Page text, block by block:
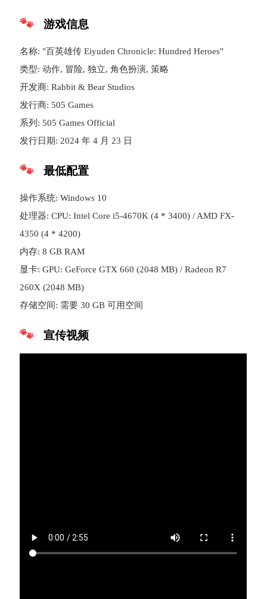
游戏信息
名称: "百英雄传 Eiyuden Chronicle: Hundred Heroes"
类型: 动作, 冒险, 独立, 角色扮演, 策略
开发商: Rabbit & Bear Studios
发行商: 505 Games
系列: 505 Games Official
发行日期: 2024 年 4 月 23 日
最低配置
操作系统: Windows 10
处理器: CPU: Intel Core i5-4670K (4 * 3400) / AMD FX-
4350 (4 * 4200)
内存: 8 GB RAM
显卡: GPU: GeForce GTX 660 (2048 MB) / Radeon R7
260X (2048 MB)
存储空间: 需要 30 GB 可用空间
宣传视频